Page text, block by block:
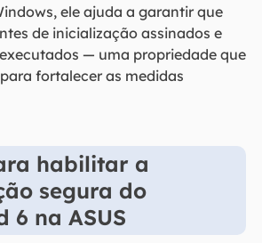
ele ajuda a garantir que
de inicialização assinados e
— uma propriedade que
fortalecer as medidas
habilitar a
segura do
6 na ASUS